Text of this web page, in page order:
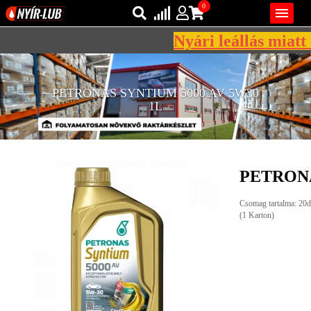
REGISZTRÁCIÓ
KENŐANYAGOK
VISZKOZITÁSOK

Bejelentkezés
Regisztráció
0
AZ ÖN KOSARA ÜRES
Nyári leállás miatt
PETRONAS SYNTIUM 5000 AV 5W30
1L
Csomag tartalma:
(1 Karton)